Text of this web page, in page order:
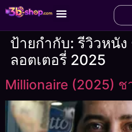
ป้ายกำกับ:รีวิวหนัง
ลอตเตอรี่ 2025
Millionaire (2025) ช